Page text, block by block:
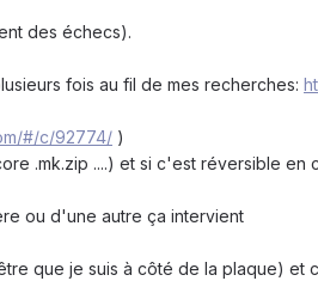
des échecs).
fois au fil de mes recherches:
#/c/92774/ )
.mk.zip ....) et si c'est réversible en
ou d'une autre ça intervient
que je suis à côté de la plaque) et